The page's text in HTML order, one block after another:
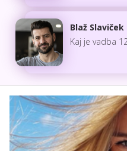
Blaž Slaviček
Kaj je vadba